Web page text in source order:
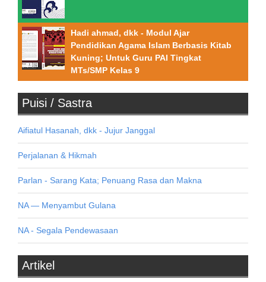
Hadi ahmad, dkk - Modul Ajar
Pendidikan Agama Islam Berbasis Kitab
Kuning; Untuk Guru PAI Tingkat
MTs/SMP Kelas 9
Puisi / Sastra
Aifiatul Hasanah, dkk - Jujur Janggal
Perjalanan & Hikmah
Parlan - Sarang Kata; Penuang Rasa dan Makna
NA — Menyambut Gulana
NA - Segala Pendewasaan
Artikel